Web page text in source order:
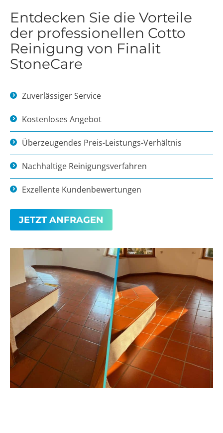
Entdecken Sie die Vorteile
der professionellen Cotto
Reinigung von Finalit
StoneCare
Zuverlässiger Service
Kostenloses Angebot
Überzeugendes Preis-Leistungs-Verhältnis
Nachhaltige Reinigungsverfahren
Exzellente Kundenbewertungen
JETZT ANFRAGEN